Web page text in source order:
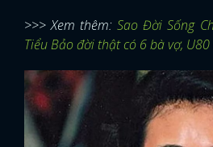
>>> Xem thêm:Sao Đời Sống
Tiểu Bảo đời thật có 6 bà vợ,